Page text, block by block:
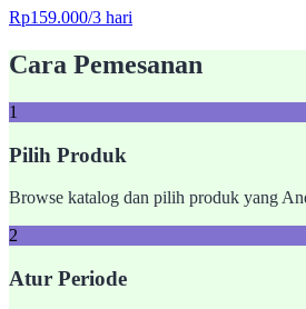
Rp159.000/3 hari
Cara Pemesanan
1
Pilih Produk
Browse katalog dan pilih produk yang
2
Atur Periode